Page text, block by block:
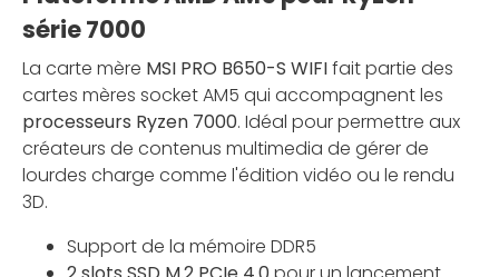
série 7000
La carte mère MSI PRO B650-S WIFIfait partie des
cartes mères socket AM5 qui accompagnent les
processeurs Ryzen 7000. Idéal pour permettre aux
créateurs de contenus multimedia de gérer de
lourdes charge comme l'édition vidéo ou le rendu
3D.
Support de la mémoire DDR5